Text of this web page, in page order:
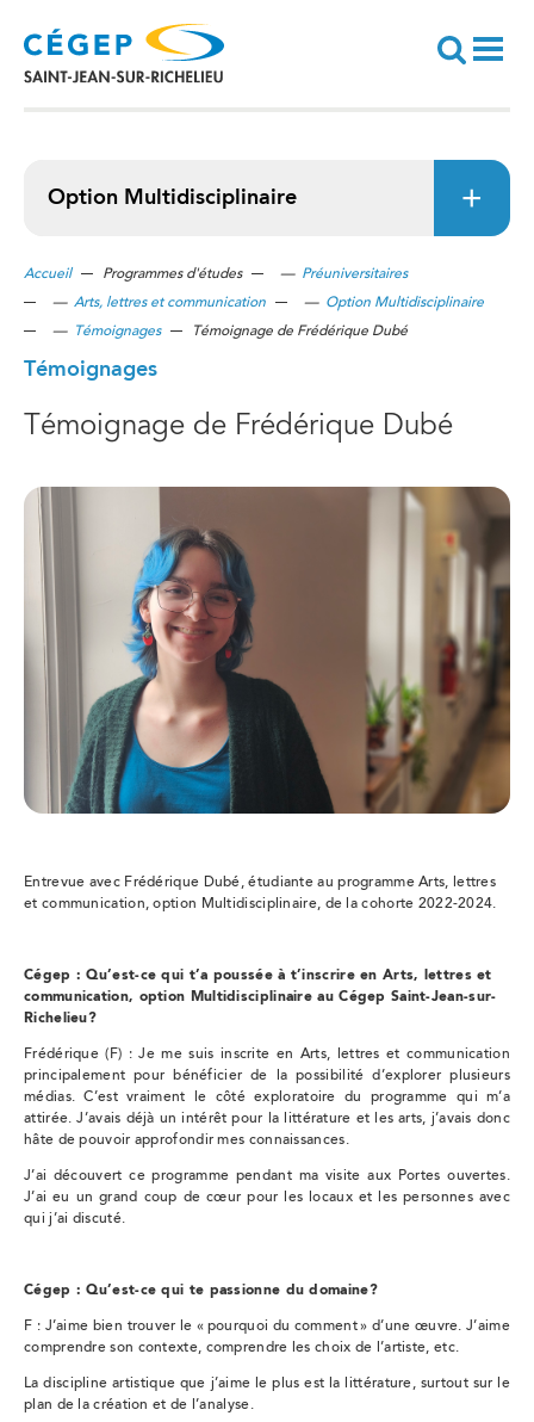
contenu
principal
Recherche
Option Multidisciplinaire
Accueil Programmes d'études — Préuniversitaires
— Arts, lettres et communication — Option Multidisciplinaire
— Témoignages Témoignage de Frédérique Dubé
Témoignages
Témoignage de Frédérique Dubé
Entrevue avec Frédérique Dubé, étudiante au programme Arts, lettres
et communication, option Multidisciplinaire, de la cohorte 2022-2024.
Cégep : Qu’est-ce qui t’a poussée à t’inscrire en Arts, lettres et
communication, option Multidisciplinaire au Cégep Saint-Jean-sur-
Richelieu?
Frédérique (F) : Je me suis inscrite en Arts, lettres et communication
principalement pour bénéficier de la possibilité d’explorer plusieurs
médias. C’est vraiment le côté exploratoire du programme qui m’a
attirée. J’avais déjà un intérêt pour la littérature et les arts, j’avais donc
hâte de pouvoir approfondir mes connaissances.
J’ai découvert ce programme pendant ma visite aux Portes ouvertes.
J’ai eu un grand coup de cœur pour les locaux et les personnes avec
qui j’ai discuté.
Cégep : Qu’est-ce qui te passionne du domaine?
F : J’aime bien trouver le « pourquoi du comment » d’une œuvre. J’aime
comprendre son contexte, comprendre les choix de l’artiste, etc.
La discipline artistique que j’aime le plus est la littérature, surtout sur le
plan de la création et de l’analyse.